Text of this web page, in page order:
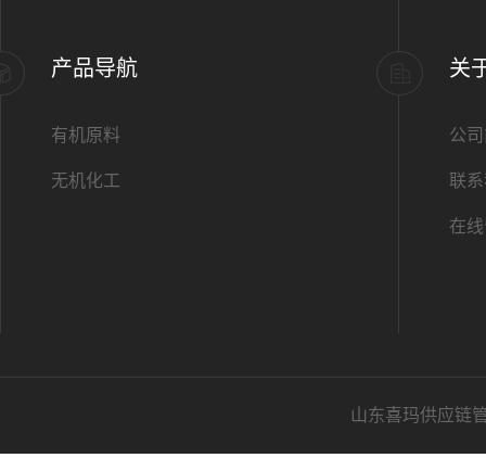
产品导航
有机原料
无机化工
关
公
联
在
山东喜玛供应链